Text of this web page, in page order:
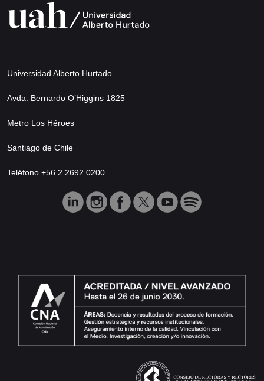
Universidad Alberto Hurtado
Avda. Bernardo O’Higgins 1825
Metro Los Héroes
Santiago de Chile
Teléfono +56 2 2692 0200